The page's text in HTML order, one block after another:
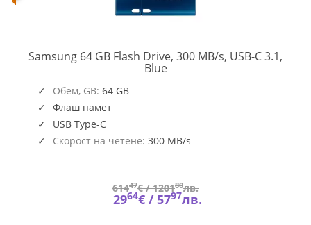
Samsung 64 GB Flash Drive, 300 MB/s, USB-C 3.1,
BlueMUF-
Обем, GB: 64 GB
Флаш памет
USB Type-C
Скорост на четене: 300 MB/s
61447€ /120180лв.
2964€ / 5797лв.